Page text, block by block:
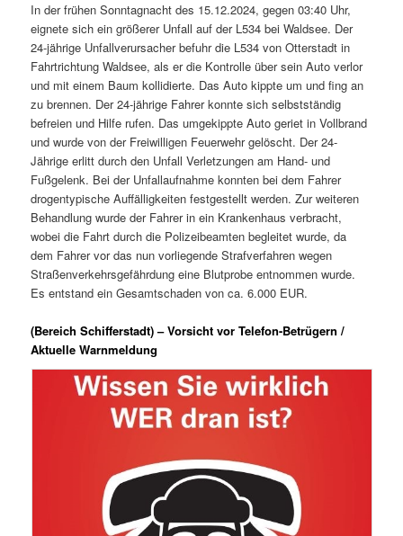
In der frühen Sonntagnacht des 15.12.2024, gegen 03:40 Uhr,
eignete sich ein größerer Unfall auf der L534 bei Waldsee. Der
24-jährige Unfallverursacher befuhr die L534 von Otterstadt in
Fahrtrichtung Waldsee, als er die Kontrolle über sein Auto verlor
und mit einem Baum kollidierte. Das Auto kippte um und fing an
zu brennen. Der 24-jährige Fahrer konnte sich selbstständig
befreien und Hilfe rufen. Das umgekippte Auto geriet in Vollbrand
und wurde von der Freiwilligen Feuerwehr gelöscht. Der 24-
Jährige erlitt durch den Unfall Verletzungen am Hand- und
Fußgelenk. Bei der Unfallaufnahme konnten bei dem Fahrer
drogentypische Auffälligkeiten festgestellt werden. Zur weiteren
Behandlung wurde der Fahrer in ein Krankenhaus verbracht,
wobei die Fahrt durch die Polizeibeamten begleitet wurde, da
dem Fahrer vor das nun vorliegende Strafverfahren wegen
Straßenverkehrsgefährdung eine Blutprobe entnommen wurde.
Es entstand ein Gesamtschaden von ca. 6.000 EUR.
(Bereich Schifferstadt) – Vorsicht vor Telefon-Betrügern /
Aktuelle Warnmeldung